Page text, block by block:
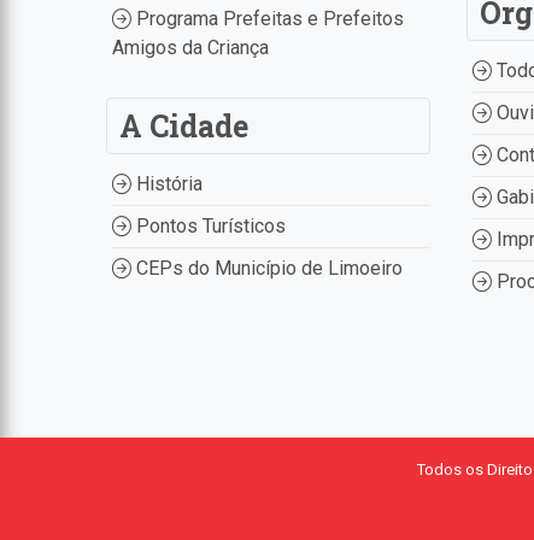
Programa Prefeitas e Prefeitos
Amigos da Criança
A Cidade
História
Pontos Turísticos
CEPs do Município de Limoeiro
Todos os